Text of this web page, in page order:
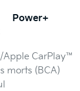
Power+
CarPlay™
morts (BCA)